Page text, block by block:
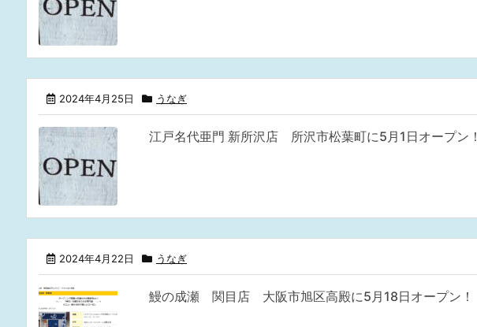
2024年4月25日 うなぎ
江戸名代亜門 新所沢店 所沢市松葉町に5月1日オープン！
2024年4月22日 うなぎ
鰻の成瀬 関目店 大阪市旭区高殿に5月18日オープン！